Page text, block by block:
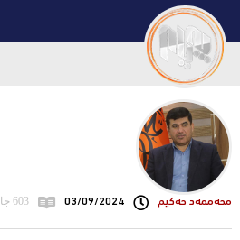
محه‌ممه‌د حه‌كیم 03/09/2024 603 جار خوێنراوەتەوە